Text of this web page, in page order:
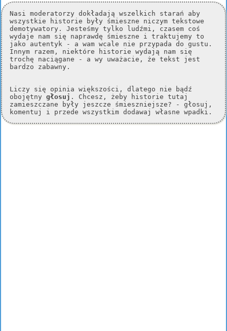
Nasi moderatorzy dokładają wszelkich starań aby
wszystkie historie były śmieszne niczym tekstowe
demotywatory. Jesteśmy tylko ludźmi, czasem coś
wydaje nam się naprawdę śmieszne i traktujemy to
jako autentyk - a wam wcale nie przypada do gustu.
Innym razem, niektóre historie wydają nam się
trochę naciągane - a wy uważacie, że tekst jest
bardzo zabawny.
Liczy się opinia większości, dlatego nie bądź
obojętny głosuj . Chcesz, żeby historie tutaj
zamieszczane były jeszcze śmieszniejsze? - głosuj,
komentuj i przede wszystkim dodawaj własne wpadki.